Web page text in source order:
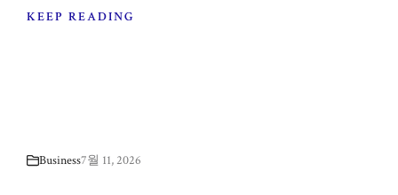
KEEP READING
Business7월 11, 2026